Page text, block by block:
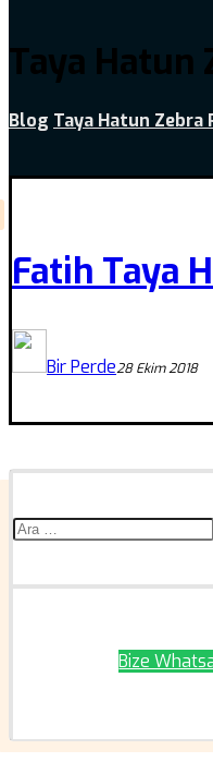
Taya Hatun
Blog Taya Hatun Zebra
Fatih Taya
Bir Perde28 Ekim 2018
Arama:
Bize